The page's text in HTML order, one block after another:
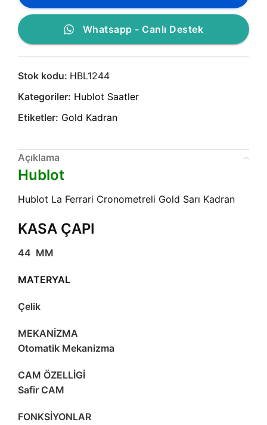
Whatsapp - Canlı Destek
Stok kodu: HBL1244
Kategoriler: Hublot Saatler
Etiketler: Gold Kadran
Açıklama
Hublot
Hublot La Ferrari Cronometreli Gold Sarı Kadran
KASA ÇAPI
44 MM
MATERYAL
Çelik
MEKANİZMA
Otomatik Mekanizma
CAM ÖZELLİGİ
Safir CAM
FONKSİYONLAR